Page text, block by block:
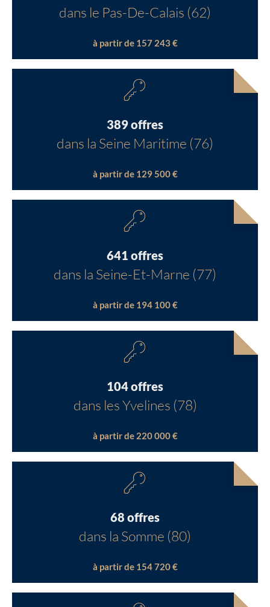
dans le Pas-De-Calais (62)
à partir de 157 243 €
389 offres
dans la Seine Maritime (76)
à partir de 129 500 €
641 offres
dans la Seine-Et-Marne (77)
à partir de 194 100 €
104 offres
dans les Yvelines (78)
à partir de 220 000 €
68 offres
dans la Somme (80)
à partir de 154 720 €